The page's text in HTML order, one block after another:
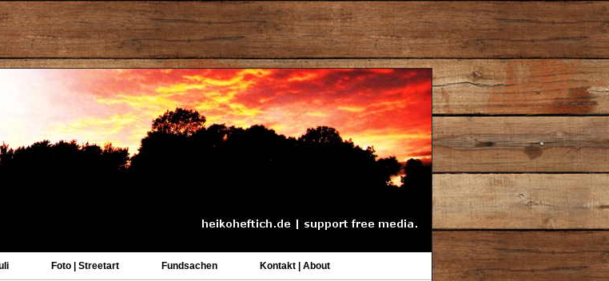
Foto | Streetart Fundsachen Kontakt | About